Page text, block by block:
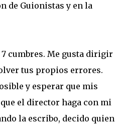
de Guionistas y en la
cumbres. Me gusta dirigir
tus propios errores.
y esperar que mis
el director haga con mi
la escribo, decido quien